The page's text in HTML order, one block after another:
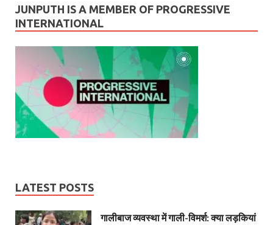
JUNPUTH IS A MEMBER OF PROGRESSIVE
INTERNATIONAL
LATEST POSTS
गालीबाज व्‍यवस्‍था में गाली-विमर्श: क्या लड़कियां